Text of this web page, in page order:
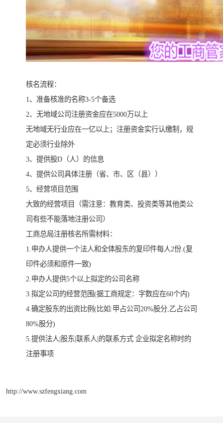
核名流程：
1、准备核准的名称3-5个备选
2、无地域公司注册资金应在5000万以上
无地域无行业应在一亿以上；注册资金实行认缴制，规
定必须行业除外
3、提供股D（人）的信息
4、提供公司具体注册（省、市、区（县））
5、经营项目范围
大致的经营项目（需注意：教育类、投资类等其他类公
司有些不能落地注册公司）
工商总局注册核名所需材料：
1.申办人提供一个法人和全体股东的复印件每人2份.(复
印件必须和原件一致)
2.申办人提供5个以上拟定的公司名称
3.拟定公司的经营范围(据工商规定：字数应在60个内)
4.确定股东的出资比例(比如:甲占公司20%股分,乙占公司
80%股分)
5.提供法人|股东|联系人|的联系方式 企业拟定名称时的
注册事项
http://www.szfengxiang.com